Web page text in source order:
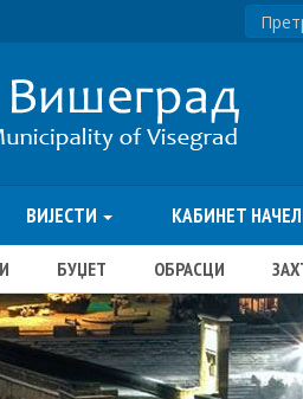
ВИЈЕСТИ КАБИНЕТ
БУЏЕТ ОБРАСЦИ